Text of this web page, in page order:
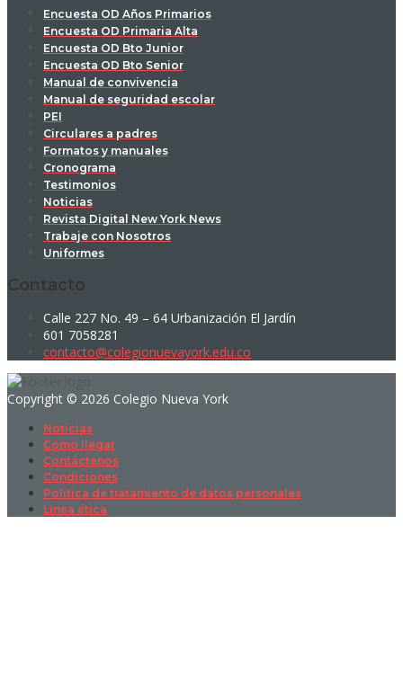
Encuesta OD Años Primarios
Encuesta OD Primaria Alta
Encuesta OD Bto Junior
Encuesta OD Bto Senior
Manual de convivencia
Manual de seguridad escolar
PEI
Circulares a padres
Formatos y manuales
Cronograma
Testimonios
Noticias
Revista Digital New York News
Trabaje con Nosotros
Uniformes
Contacto
Calle 227 No. 49 – 64 Urbanización El Jardín
601 7058281
contacto@colegionuevayork.edu.co
Copyright © 2026 Colegio Nueva York
Noticias
Cómo llegar
Contáctenos
Condiciones
Política de tratamiento de datos personales
Línea ética